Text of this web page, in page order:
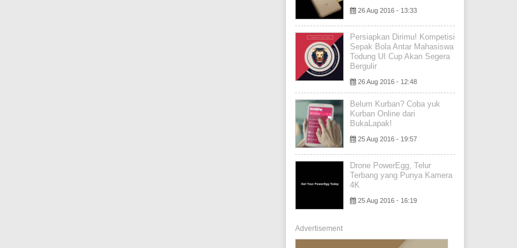
26 Aug 2016 - 13:33
Persiapkan Dirimu! Kompetisi
Sepak Bola Antar Mahasiswa
Todung UI Cup Akan Segera
Bergulir
26 Aug 2016 - 12:48
Belum Kurban? Coba yuk
Kurban Online dari
BukaLapak!
25 Aug 2016 - 19:57
Drone PowerEgg, Telur
Terbang yang Punya Kamera
4K
25 Aug 2016 - 16:19
Advertisement